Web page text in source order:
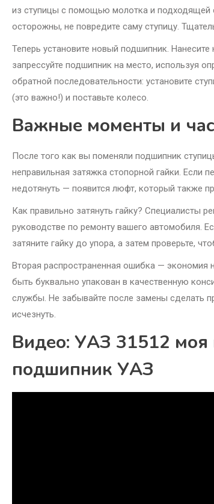
из ступицы с помощью молотка и подходящей
осторожны, не повредите саму ступицу.
Теперь установите новый подшипник.
запрессуйте подшипник на место, используя
обратной последовательности: установите
(это важно!) и поставьте колесо.
Важные моменты и
После того как вы поменяли подшипник
неправильная затяжка стопорной гайки. Если
недотянуть — появится люфт, который также
Как правильно затянуть гайку? Специалисты
руководстве по ремонту вашего автомобиля.
затяните гайку до упора, а затем проверьте,
Вторая распространенная ошибка —
быть буквально упакован в качественную
службы. Не забывайте после замены сделать
исчезнуть.
Видео: УАЗ 31512 моя
подшипник УАЗ